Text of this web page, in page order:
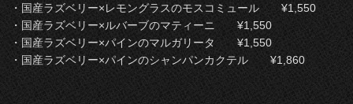
・国産ラズベリー×レモングラスのモスコミュール ¥1,550
・国産ラズベリー×ルバーブのマティーニ ¥1,550
・国産ラズベリー×パインのマルガリータ ¥1,550
・国産ラズベリー×パインのシャンパンカクテル ¥1,860